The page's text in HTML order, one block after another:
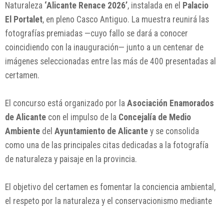
Naturaleza ‘Alicante Renace 2026’, instalada en el Palacio
El Portalet, en pleno Casco Antiguo. La muestra reunirá las
fotografías premiadas —cuyo fallo se dará a conocer
coincidiendo con la inauguración— junto a un centenar de
imágenes seleccionadas entre las más de 400 presentadas al
certamen.
El concurso está organizado por la Asociación Enamorados
de Alicante con el impulso de la Concejalía de Medio
Ambiente del Ayuntamiento de Alicante y se consolida
como una de las principales citas dedicadas a la fotografía
de naturaleza y paisaje en la provincia.
El objetivo del certamen es fomentar la conciencia ambiental,
el respeto por la naturaleza y el conservacionismo mediante